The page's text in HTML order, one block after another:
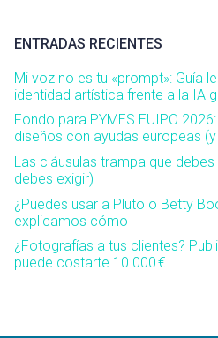
ENTRADAS RECIENTES
Mi voz no es tu «prompt»: Guía
identidad artística frente a la IA
Fondo para PYMES EUIPO
diseños con ayudas europeas
Las cláusulas trampa que
debes exigir)
¿Puedes usar a Pluto o Betty
explicamos cómo
¿Fotografías a tus clientes?
puede costarte 10.000 €